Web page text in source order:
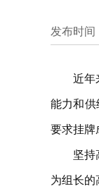
发布时间
近年
能力和供
要求挂牌
坚持
为组长的